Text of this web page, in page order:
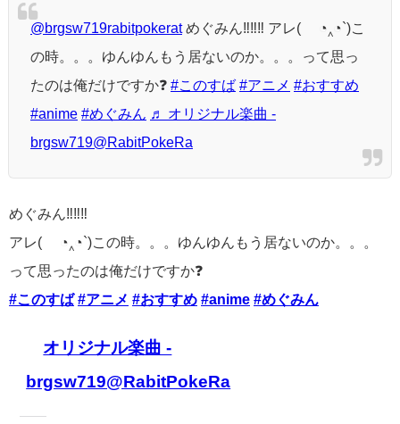
@brgsw719rabitpokeratめぐみん‼️‼️‼️ アレ( ´◔‸◔`)こ
の時。。。ゆんゆんもう居ないのか。。。って思っ
たのは俺だけですか❓ #このすば #アニメ #おすすめ
#anime #めぐみん ♬ オリジナル楽曲 -
brgsw719@RabitPokeRa
めぐみん‼️‼️‼️
アレ( ´◔‸◔`)この時。。。ゆんゆんもう居ないのか。。。
って思ったのは俺だけですか❓
#このすば #アニメ #おすすめ #anime #めぐみん
オリジナル楽曲 -
brgsw719@RabitPokeRa